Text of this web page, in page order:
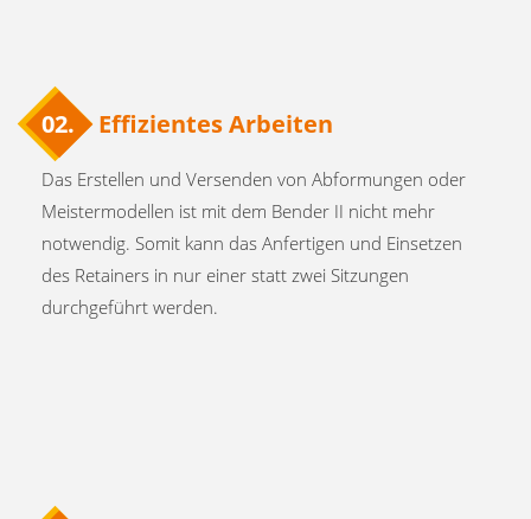
02. Effizientes Arbeiten
Das Erstellen und Versenden von Abformungen oder
Meistermodellen ist mit dem Bender II nicht mehr
notwendig. Somit kann das Anfertigen und Einsetzen
des Retainers in nur einer statt zwei Sitzungen
durchgeführt werden.